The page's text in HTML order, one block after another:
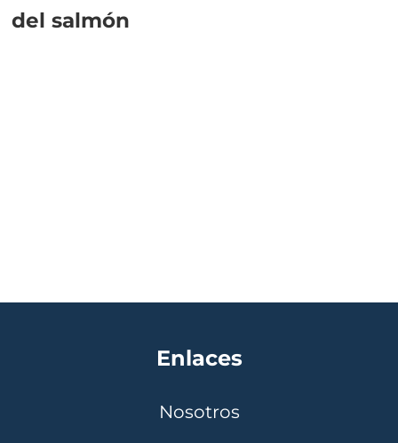
del salmón
Enlaces
Nosotros